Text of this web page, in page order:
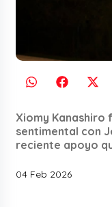
Xiomy Kanashiro
sentimental con
reciente apoyo
04 Feb 2026